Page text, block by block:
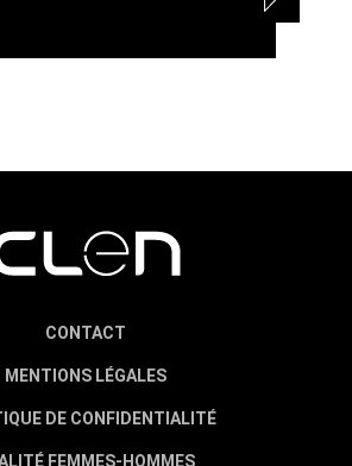
CONTACT
MENTIONS LÉGALES
DE CONFIDENTIALITÉ
FEMMES-HOMMES